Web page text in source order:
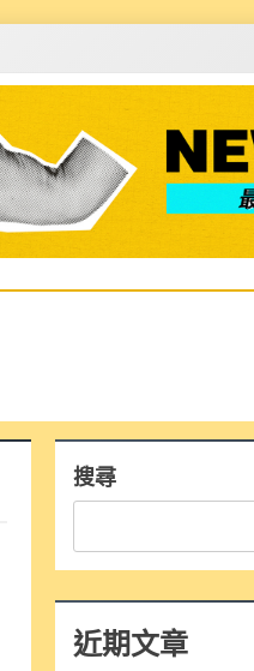
搜尋
近期文章